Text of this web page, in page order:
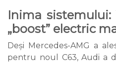
Inima
„boost” electric
Deși Mercedes-AMG a
pentru noul C63, Audi a